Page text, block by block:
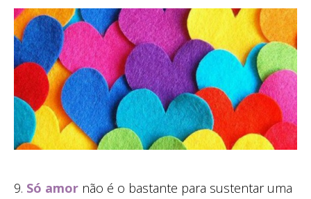
9. Só amor não é o bastante para sustentar uma